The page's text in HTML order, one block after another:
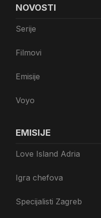
NOVOSTI
Serije
Filmovi
Emisije
Voyo
EMISIJE
Love Island Adria
Igra chefova
Specijalisti Zagreb